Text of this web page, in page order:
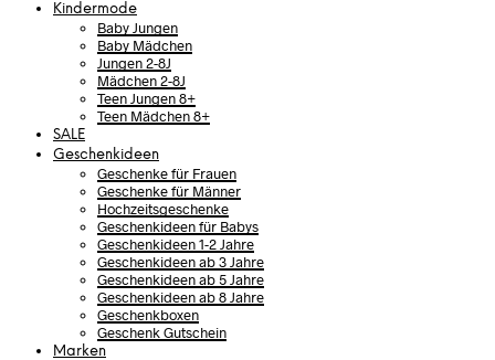
Kindermode
Baby Jungen
Baby Mädchen
Jungen 2-8J
Mädchen 2-8J
Teen Jungen 8+
Teen Mädchen 8+
SALE
Geschenkideen
Geschenke für Frauen
Geschenke für Männer
Hochzeitsgeschenke
Geschenkideen für Babys
Geschenkideen 1-2 Jahre
Geschenkideen ab 3 Jahre
Geschenkideen ab 5 Jahre
Geschenkideen ab 8 Jahre
Geschenkboxen
Geschenk Gutschein
Marken